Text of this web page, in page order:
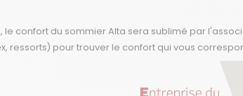
le confort du sommier Alta sera sublimé par
ressorts) pour trouver le confort qui vous